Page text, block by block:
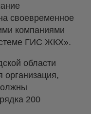
своевременное
компаниями
ГИС ЖКХ».
области
организация,
200